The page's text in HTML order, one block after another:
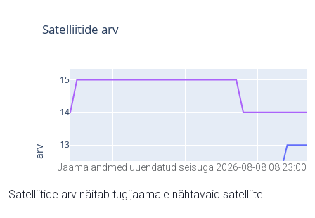
Jaama andmed uuendatud seisuga 2026-08-08 08:23:00
Satelliitide arv näitab tugijaamale nähtavaid satelliite.